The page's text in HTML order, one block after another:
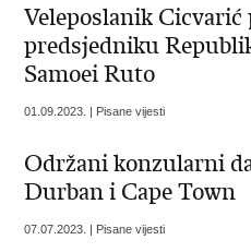
Veleposlanik
predsjedniku
Samoei Ruto
01.09.2023. | Pisane vijesti
Održani konzularni
Durban i Cape Town
07.07.2023. | Pisane vijesti